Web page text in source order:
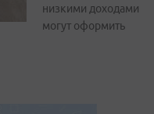
низкими доходами
могут оформить